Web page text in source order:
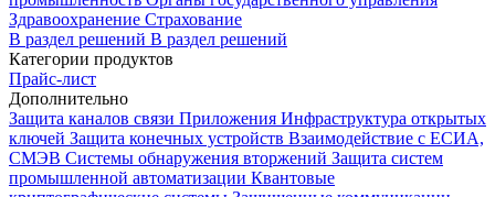
Здравоохранение Страхование
В раздел решений В раздел решений
Категории продуктов
Прайс-лист
Дополнительно
Защита каналов связи Приложения Инфраструктура открытых
ключей Защита конечных устройств Взаимодействие с ЕСИА,
СМЭВ Системы обнаружения вторжений Защита систем
промышленной автоматизации Квантовые